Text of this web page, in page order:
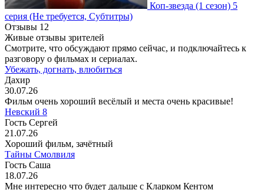
Коп-звезда (1 сезон) 5
серия (Не требуется, Субтитры)
Отзывы 12
Живые отзывы зрителей
Смотрите, что обсуждают прямо сейчас, и подключайтесь к
разговору о фильмах и сериалах.
Убежать, догнать, влюбиться
Дахир
30.07.26
Фильм очень хороший весёлый и места очень красивые!
Невский 8
Гость Сергей
21.07.26
Хороший фильм, зачётный
Тайны Смолвиля
Гость Саша
18.07.26
Мне интересно что будет дальше с Кларком Кентом